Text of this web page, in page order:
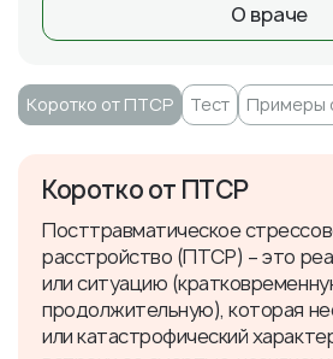
О враче
Коротко от ПТСР Тест Примеры
Коротко от ПТСР
Посттравматическое
расстройство (ПТСР) – это
или ситуацию
продолжительную), которая
или катастрофический